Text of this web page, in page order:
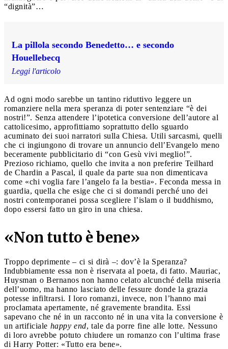
“dignità”…
La pillola secondo Benedetto… e secondo
Houellebecq
Leggi l'articolo
Ad ogni modo sarebbe un tantino riduttivo leggere un
romanziere nella mera speranza di poter sentenziare “è dei
nostri!”. Senza attendere l’ipotetica conversione dell’autore al
cattolicesimo, approfittiamo soprattutto dello sguardo
acuminato dei suoi narratori sulla Chiesa. Utili sarcasmi, quelli
che ci ingiungono di trovare un annuncio dell’Evangelo meno
beceramente pubblicitario di “con Gesù vivi meglio!”.
Prezioso richiamo, quello che invita a non preferire Teilhard
de Chardin a Pascal, il quale da parte sua non dimenticava
come «chi voglia fare l’angelo fa la bestia». Feconda messa in
guardia, quella che esige che ci si domandi perché uno dei
nostri contemporanei possa scegliere l’islam o il buddhismo,
dopo essersi fatto un giro in una chiesa.
«Non tutto è bene»
Troppo deprimente – ci si dirà –: dov’è la Speranza?
Indubbiamente essa non è riservata al poeta, di fatto. Mauriac,
Huysman o Bernanos non hanno celato alcunché della miseria
dell’uomo, ma hanno lasciato delle fessure donde la grazia
potesse infiltrarsi. I loro romanzi, invece, non l’hanno mai
proclamata apertamente, né gravemente brandita. Essi
sapevano che né in un racconto né in una vita la conversione è
un artificiale happy end, tale da porre fine alle lotte. Nessuno
di loro avrebbe potuto chiudere un romanzo con l’ultima frase
di Harry Potter: «Tutto era bene».